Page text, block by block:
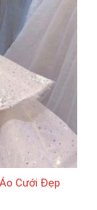
Cưới Đẹp